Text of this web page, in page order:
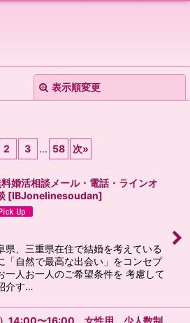
表示順変更
絞り込む
2 3 ... 58 次»
婚活相談メール・電話・ラインオ
[IBJonelinesoudan]
県、三重県在住で結婚を考えている
「自然で最高な出会い」をコンセプ
一人お一人のご希望条件を 考慮して
介す…
14:00〜16:00 女性用 少人数制